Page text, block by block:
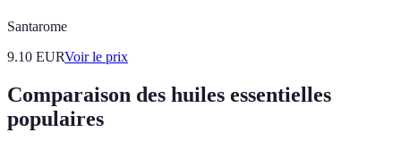
Santarome
9.10 EURVoir le prix
Comparaison des huiles essentielles
populaires